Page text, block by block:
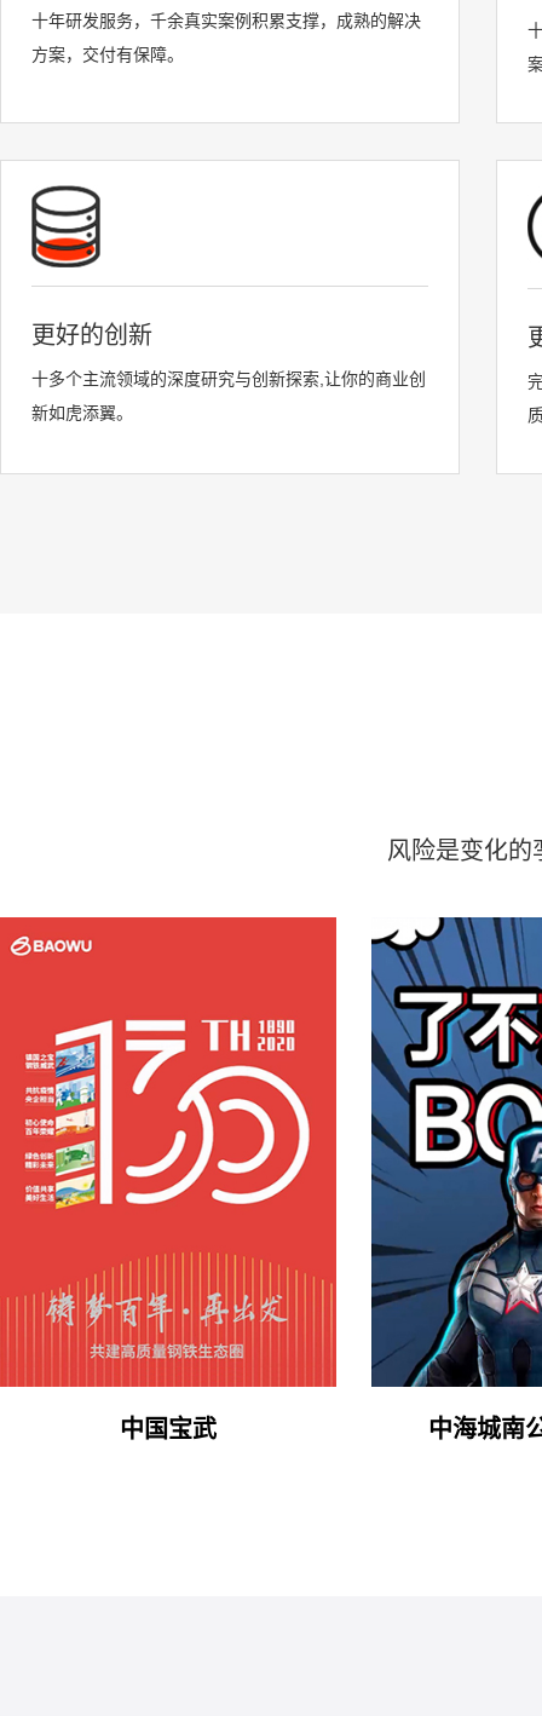
十年研发服务，千余真实案例积累支撑，成熟的解决
方案，交付有保障。
更好的创新
十多个主流领域的深度研究与创新探索,让你的商业创
新如虎添翼。
风险是变化的
中国宝武 中海城南